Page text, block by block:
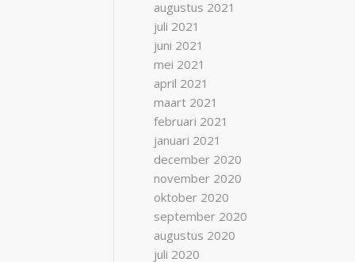
augustus 2021
juli 2021
juni 2021
mei 2021
april 2021
maart 2021
februari 2021
januari 2021
december 2020
november 2020
oktober 2020
september 2020
augustus 2020
juli 2020